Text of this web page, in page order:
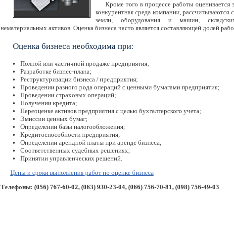
Кроме того в процессе работы оценивается
конкурентная среда компании, рассчитываются
земли, оборудования и машин,
нематериальных активов. Оценка бизнеса часто является составляющей долей
Оценка бизнеса необходима при:
Полной или частичной продаже предприятия;
Разработке бизнес-плана;
Реструктуризации бизнеса / предприятия;
Проведении разного рода операций с ценными бумагами предприятия;
Проведении страховых операций;
Получении кредита;
Переоценке активов предприятия с целью бухгалтерского учета;
Эмиссии ценных бумаг;
Определении базы налогообложения;
Кредитоспособности предприятия;
Определении арендной платы при аренде бизнеса;
Соответственных судебных решениях;
Принятии управленческих решений.
Цены и сроки выполнения работ по оценке бизнеса
Телефоны: (056) 767-60-02, (063) 930-23-04, (066) 756-70-81, (098) 756-49-03